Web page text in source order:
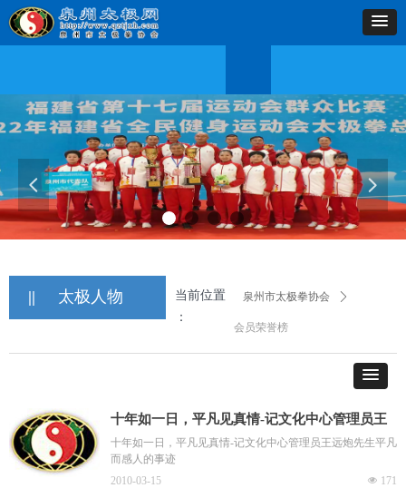
首页 协会简介协会动态学习交流网上教学太极人物县区动态下载中心
联
넳 넲
|| 太极人物
当前位置
：
十年如一日，平凡见真情-记文化中心管理员王
远炮先生平凡而感人的事迹
十年如一日，平凡见真情-记文化中心管理员王远炮先生平凡
而感人的事迹
넶 171
2010-03-15
泉州市太极拳协会 ꄲ
会员荣誉榜